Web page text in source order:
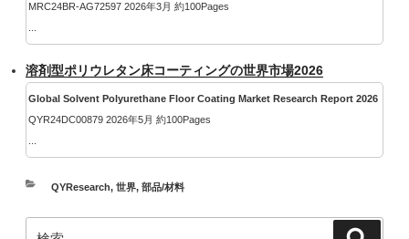
MRC24BR-AG72597 2026年3月 約100Pages
溶剤型ポリウレタン床コーティングの世界市場2026
Global Solvent Polyurethane Floor Coating Market Research Report 2026
QYR24DC00879 2026年5月 約100Pages
カ
QYResearch, 世界, 部品/材料